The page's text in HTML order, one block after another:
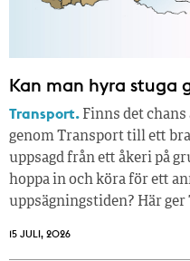
Kan man hyra stuga
Transport. Finns det
genom Transport till ett
uppsagd från ett åkeri på
hoppa in och köra för ett
uppsägningstiden? Här
15 JULI, 2026